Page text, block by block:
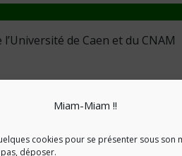
Miam-Miam !!
cookies pour se présenter sous son
déposer.
de Caen et du CNAM